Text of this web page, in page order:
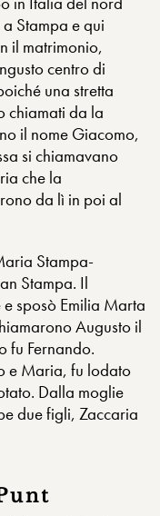
Stampa e qui
il matrimonio,
centro di
una stretta
chiamati da la
il nome Giacomo,
si chiamavano
che la
da lì in poi al
Stampa-
Stampa. Il
sposò Emilia Marta
Augusto il
fu Fernando.
e Maria, fu lodato
Dalla moglie
due figli, Zaccaria